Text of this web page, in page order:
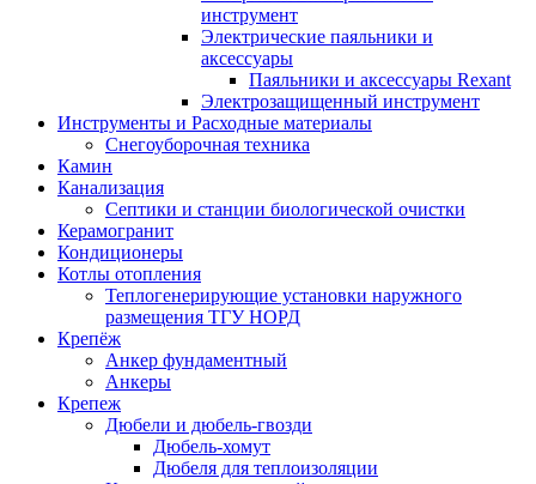
инструмент
Электрические паяльники и
аксессуары
Паяльники и аксессуары Rexant
Электрозащищенный инструмент
Инструменты и Расходные материалы
Снегоуборочная техника
Камин
Канализация
Септики и станции биологической очистки
Керамогранит
Кондиционеры
Котлы отопления
Теплогенерирующие установки наружного
размещения ТГУ НОРД
Крепёж
Анкер фундаментный
Анкеры
Крепеж
Дюбели и дюбель-гвозди
Дюбель-хомут
Дюбеля для теплоизоляции